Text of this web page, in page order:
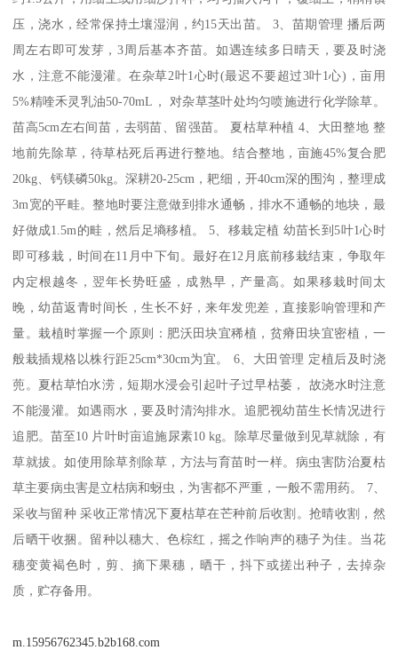
压，浇水，经常保持土壤湿润，约15天出苗。 3、苗期管理 播后两
周左右即可发芽，3周后基本齐苗。如遇连续多日晴天，要及时浇
水，注意不能漫灌。在杂草2叶1心时(最迟不要超过3叶1心)，亩用
5%精喹禾灵乳油50-70mL， 对杂草茎叶处均匀喷施进行化学除草。
苗高5cm左右间苗，去弱苗、留强苗。 夏枯草种植 4、大田整地 整
地前先除草，待草枯死后再进行整地。结合整地，亩施45%复合肥
20kg、钙镁磷50kg。深耕20-25cm，耙细，开40cm深的围沟，整理成
3m宽的平畦。整地时要注意做到排水通畅，排水不通畅的地块，最
好做成1.5m的畦，然后足墒移植。 5、移栽定植 幼苗长到5叶1心时
即可移栽，时间在11月中下旬。最好在12月底前移栽结束，争取年
内定根越冬，翌年长势旺盛，成熟早，产量高。如果移栽时间太
晚，幼苗返青时间长，生长不好，来年发兜差，直接影响管理和产
量。栽植时掌握一个原则：肥沃田块宜稀植，贫瘠田块宜密植，一
般栽插规格以株行距25cm*30cm为宜。 6、大田管理 定植后及时浇
蔸。夏枯草怕水涝，短期水浸会引起叶子过早枯萎， 故浇水时注意
不能漫灌。如遇雨水，要及时清沟排水。追肥视幼苗生长情况进行
追肥。苗至10 片叶时亩追施尿素10 kg。除草尽量做到见草就除，有
草就拔。如使用除草剂除草，方法与育苗时一样。病虫害防治夏枯
草主要病虫害是立枯病和蚜虫，为害都不严重，一般不需用药。 7、
采收与留种 采收正常情况下夏枯草在芒种前后收割。抢晴收割，然
后晒干收捆。留种以穗大、色棕红，摇之作响声的穗子为佳。当花
穗变黄褐色时，剪、摘下果穗，晒干，抖下或搓出种子，去掉杂
质，贮存备用。
m.15956762345.b2b168.com